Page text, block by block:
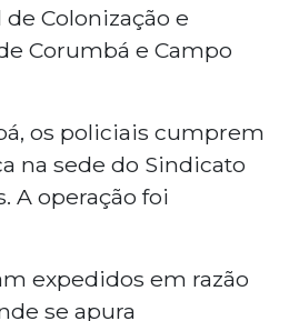
Colonização e
Corumbá e Campo
os policiais cumprem
na sede do Sindicato
A operação foi
expedidos em razão
se apura